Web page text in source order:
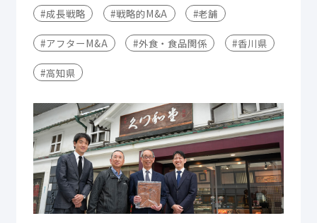
#成長戦略 #戦略的M&A #老舗
#アフターM&A #外食・食品関係 #香川県
#高知県